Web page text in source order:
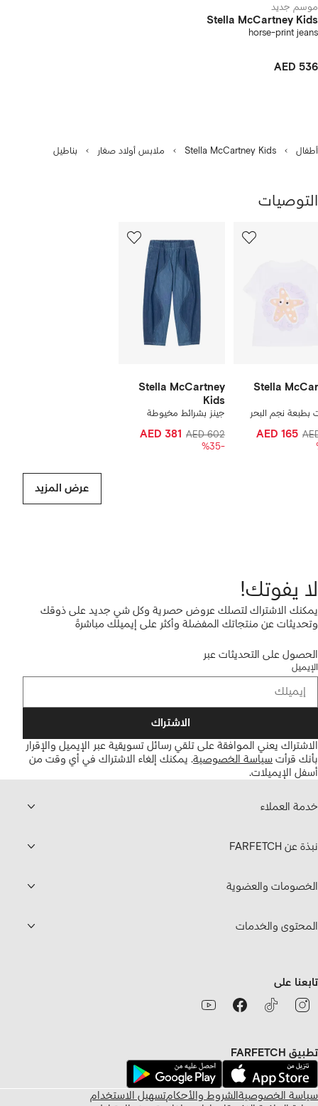
موسم جديد
Stella McCartney Kids
horse-print jeans
AED 536
أطفال Stella McCartney Kids ملابس أولاد صغار بناطيل
التوصيات
Stella
بطبعة نجم البحر
AED 165
Stella McCartney
Kids
جينز بشرائط مخيوطة
AED 602
AED 381
-%35
عرض المزيد
لا يفوتك!
يمكنك الاشتراك لتصلك عروض حصرية وكل شي جديد على ذوقك
وتحديثات عن منتجاتك المفضلة وأكثر على إيميلك مباشرةً
الحصول على التحديثات عبر
الإيميل
الاشتراك
الاشتراك يعني الموافقة على تلقي رسائل تسويقية عبر الإيميل والإقرار
بأنك قرأت سياسة الخصوصية. يمكنك إلغاء الاشتراك في أي وقت من
أسفل الإيميلات.
خدمة العملاء
نبذة عن FARFETCH
الخصومات والعضوية
المحتوى والخدمات
تابعنا على
تطبيق FARFETCH
سياسة الخصوصيةالشروط والأحكامتسهيل الاستخدام